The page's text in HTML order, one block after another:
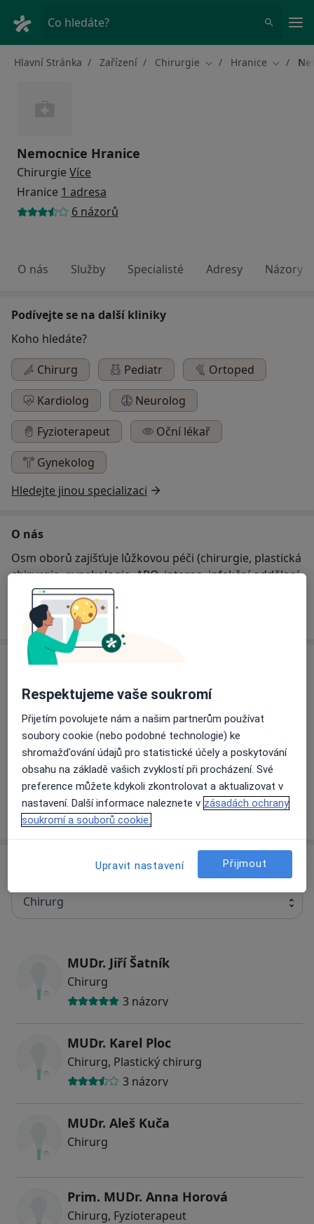
Co hledáte?
Hlavní Stránka Zařízení Chirurgie Změna města
Hranice Změna
Nemocnice Hranice
Chirurgie Více
Hranice 1 adresa
6 názorů
O nás Služby Specialisté Adresy Názory
Podívejte se na další kliniky
Koho hledáte?
Chirurg
Pediatr
Ortoped
Kardiolog
Neurolog
Fyzioterapeut
Oční lékař
Gynekolog
Hledejte jinou specializaci
O nás
Osm oborů zajišťuje lůžkovou péči (chirurgie, plastická
chirurgie, gynekologie, ARO, interna, infekční oddělení,
pediatrie a oddělení dlouhodobě nemocných) a tyto
obory zabezpečují i nepřetržitou ambulantní péči.
Služby
Liposukce
Operace očních víček
Jak fungují ceny?
Ověřte svou pojišťovnu
Chirurg
MUDr. Jiří Šatník
Chirurg
3 názory
MUDr. Karel Ploc
Chirurg, Plastický chirurg
3 názory
MUDr. Aleš Kuča
Chirurg
Prim. MUDr. Anna Horová
Chirurg, Fyzioterapeut
Respektujeme vaše soukromí
Přijetím povolujete nám a našim partnerům používat
soubory cookie (nebo podobné technologie) ke
shromažďování údajů pro statistické účely a poskytování
obsahu na základě vašich zvyklostí při procházení. Své
preference můžete kdykoli zkontrolovat a aktualizovat v
nastavení. Další informace naleznete v zásadách ochrany
soukromí a souborů cookie.
Upravit nastavení Přijmout